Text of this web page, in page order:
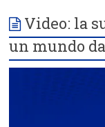
Video: la
un mundo